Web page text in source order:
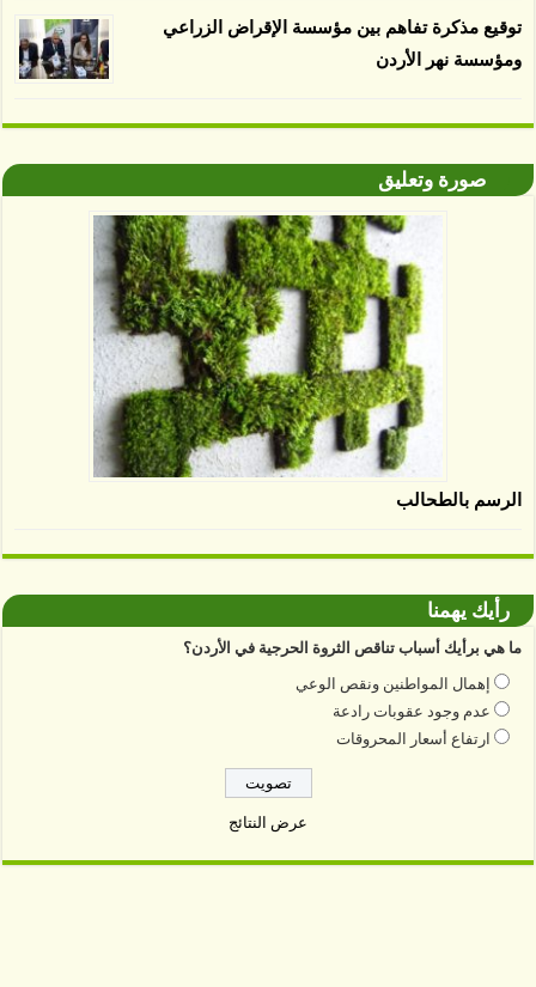
توقيع مذكرة تفاهم بين مؤسسة الإقراض الزراعي
ومؤسسة نهر الأردن
صورة وتعليق
الرسم بالطحالب
رأيك يهمنا
ما هي برأيك أسباب تناقص الثروة الحرجية في الأردن؟
إهمال المواطنين ونقص الوعي
عدم وجود عقوبات رادعة
ارتفاع أسعار المحروقات
عرض النتائج